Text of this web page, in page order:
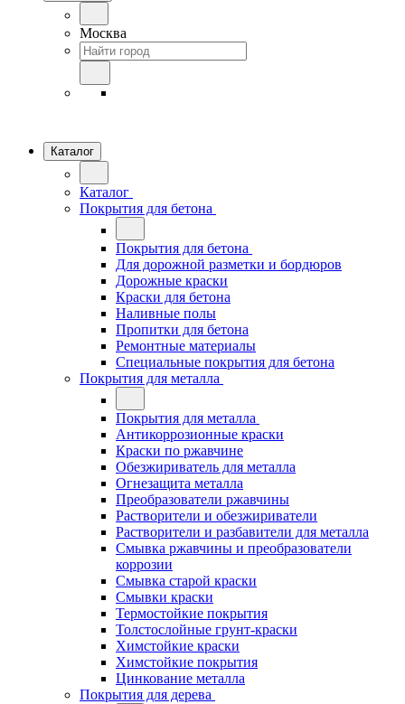
Москва
Каталог
Каталог
Покрытия для бетона
Покрытия для бетона
Для дорожной разметки и бордюров
Дорожные краски
Краски для бетона
Наливные полы
Пропитки для бетона
Ремонтные материалы
Специальные покрытия для бетона
Покрытия для металла
Покрытия для металла
Антикоррозионные краски
Краски по ржавчине
Обезжириватель для металла
Огнезащита металла
Преобразователи ржавчины
Растворители и обезжириватели
Растворители и разбавители для металла
Смывка ржавчины и преобразователи
коррозии
Смывка старой краски
Смывки краски
Термостойкие покрытия
Толстослойные грунт-краски
Химстойкие краски
Химстойкие покрытия
Цинкование металла
Покрытия для дерева